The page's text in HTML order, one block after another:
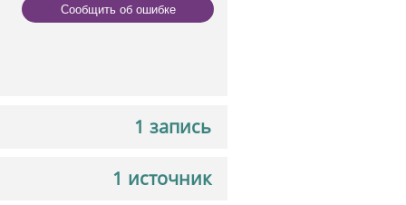
Сообщить об ошибке
1 запись
1 источник